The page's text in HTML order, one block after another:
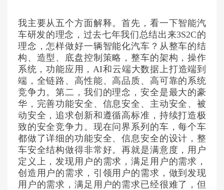
我主要从五个方面解释。首先，看一下智能汽
车研发的理念 ，过去七年我们总结出来3S2C的
理念，怎样做好一辆智能化汽车？从整车的结
构、造型、底盘控制策略，整车的架构，操作
系统，功能应用，AI和云端大数据上打造端到
端，全链路、高性能、高品质、高可靠的系统
竞争力。第二，我们的理念，安全是最大的豪
华，完善功能安全、信息安全、主动安全、被
动安全，追求创新和遵循高标准，持续打造极
致的安全竞争力。现在问界系列的车，每个车
都做了详细的功能安全、信息安全的设计，整
车安全结构做得非常好。再就是满意度，用户
定义上，发现用户的需求，满足用户的需求，
创造用户的需求，引领用户的需求，做到发现
用户的需求，满足用户的需求已经很难了，但